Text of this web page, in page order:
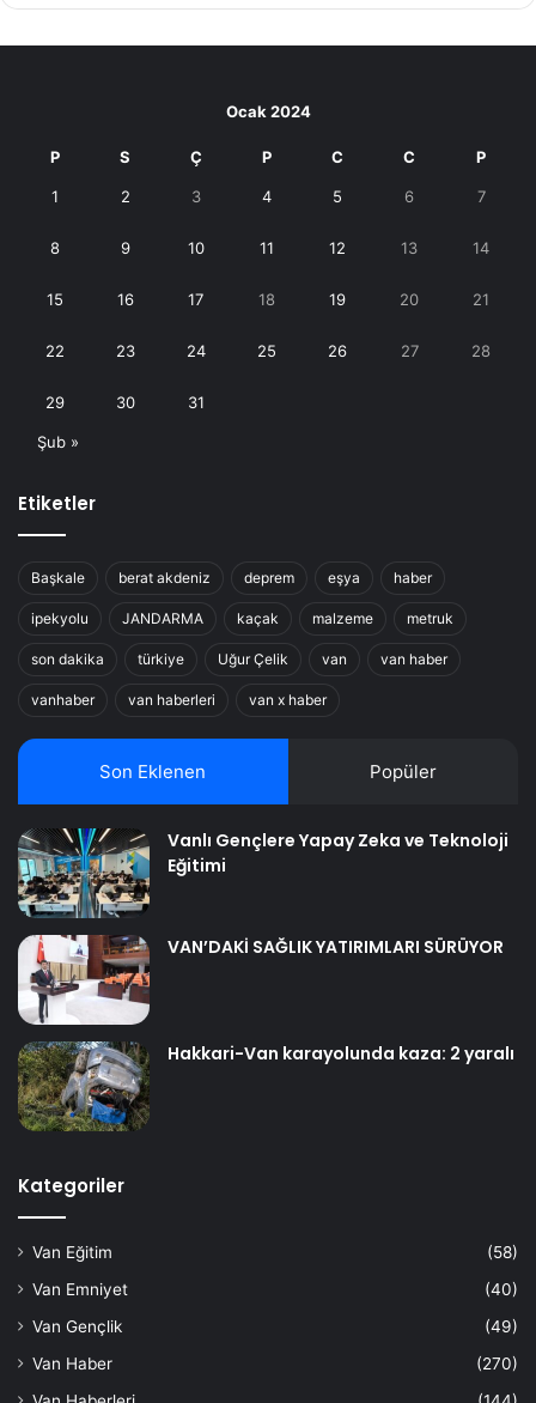
Ocak 2024
P S Ç P C C P
1 2 3 4 5 6 7
8 9 10 11 12 13 14
15 16 17 18 19 20 21
22 23 24 25 26 27 28
29 30 31
Şub »
Etiketler
Başkale berat akdeniz deprem eşya haber
ipekyolu JANDARMA kaçak malzeme metruk
son dakika türkiye Uğur Çelik van van haber
vanhaber van haberleri van x haber
Son Eklenen Popüler
Vanlı Gençlere Yapay Zeka ve Teknoloji
Eğitimi
VAN’DAKİ SAĞLIK YATIRIMLARI SÜRÜYOR
Hakkari-Van karayolunda kaza: 2 yaralı
Kategoriler
Van Eğitim
(58)
Van Emniyet
(40)
Van Gençlik
(49)
Van Haber
(270)